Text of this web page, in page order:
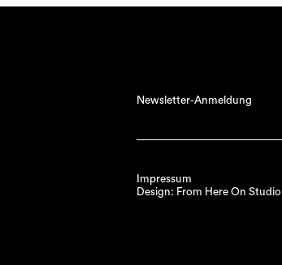
Newsletter-Anmeldung
Impressum
Design: From Here On Studio